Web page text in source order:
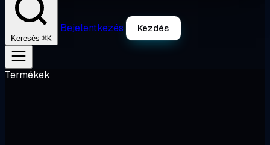
Keresés ⌘K
Bejelentkezés Kezdés
Termékek